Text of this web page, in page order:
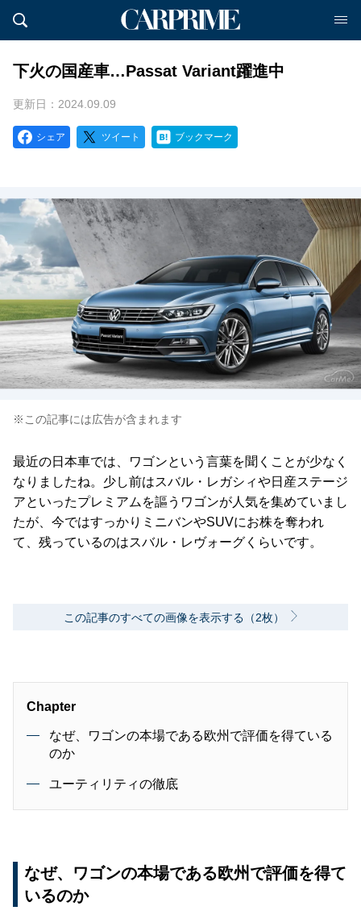
下火の国産車…Passat Variant躍進中
更新日：2024.09.09
シェア ツイート ブックマーク
※この記事には広告が含まれます
最近の日本車では、ワゴンという言葉を聞くことが少なく
なりましたね。少し前はスバル・レガシィや日産ステージ
アといったプレミアムを謳うワゴンが人気を集めていまし
たが、今ではすっかりミニバンやSUVにお株を奪われ
て、残っているのはスバル・レヴォーグくらいです。
この記事のすべての画像を表示する（2枚）
Chapter
なぜ、ワゴンの本場である欧州で評価を得ている
のか
ユーティリティの徹底
なぜ、ワゴンの本場である欧州で評価を得て
いるのか